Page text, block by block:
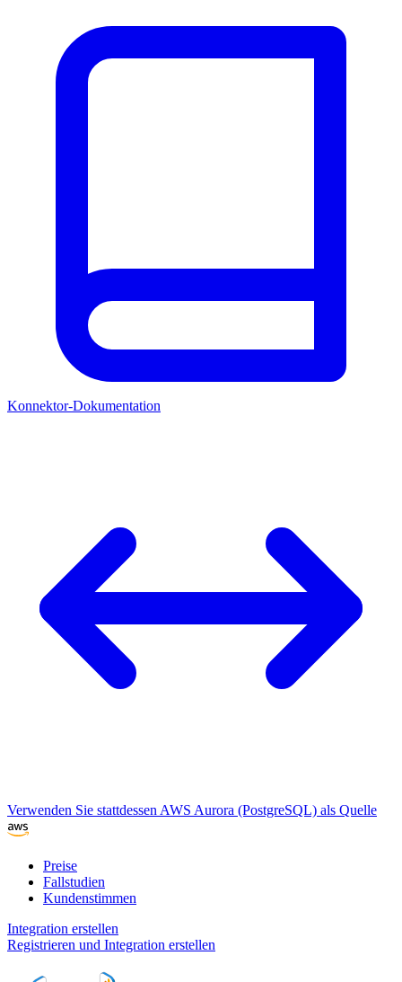
Konnektor-Dokumentation
Verwenden Sie stattdessen AWS Aurora (PostgreSQL) als Quelle
Preise
Fallstudien
Kundenstimmen
Integration erstellen
Registrieren und Integration erstellen